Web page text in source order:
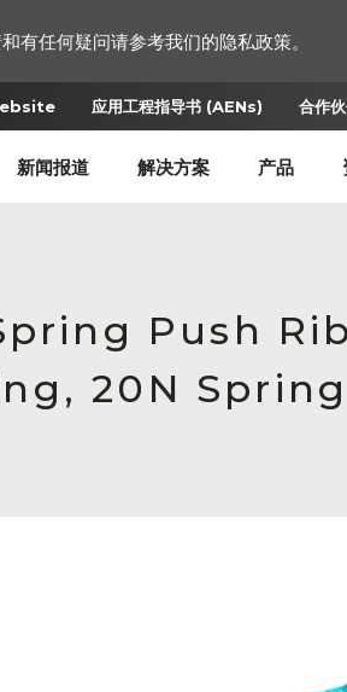
应用工程指导书 (AENs) 合作
新闻报道 解决方案 产品
Push
20N
有任何疑问请参考我们的隐私政策。